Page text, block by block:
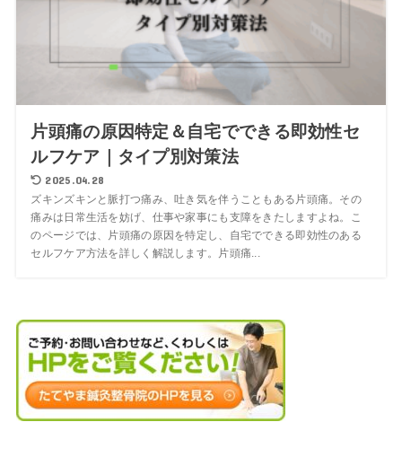
片頭痛の原因特定＆自宅でできる即効性セ
ルフケア｜タイプ別対策法
2025.04.28
ズキンズキンと脈打つ痛み、吐き気を伴うこともある片頭痛。その
痛みは日常生活を妨げ、仕事や家事にも支障をきたしますよね。こ
のページでは、片頭痛の原因を特定し、自宅でできる即効性のある
セルフケア方法を詳しく解説します。片頭痛...